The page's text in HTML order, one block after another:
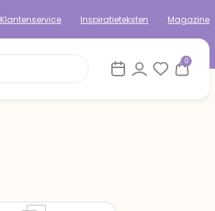
Klantenservice Inspiratieteksten Magazine
0